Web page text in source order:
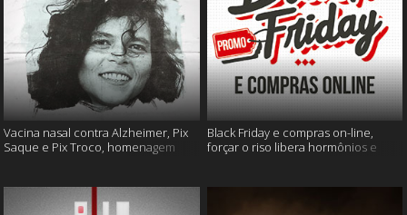
Vacina nasal contra Alzheimer, Pix
Saque e Pix Troco, homenagem
Black Friday e compras on-line,
forçar o riso libera hormônios e